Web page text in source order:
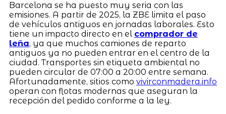
Barcelona se ha puesto muy seria con las
emisiones. A partir de 2025, la ZBE limita el paso
de vehículos antiguos en jornadas laborales. Esto
tiene un impacto directo en el comprador de
leña, ya que muchos camiones de reparto
antiguos ya no pueden entrar en el centro de la
ciudad. Transportes sin etiqueta ambiental no
pueden circular de 07:00 a 20:00 entre semana.
Afortunadamente, sitios como vivirconmadera.info
operan con flotas modernas que aseguran la
recepción del pedido conforme a la ley.